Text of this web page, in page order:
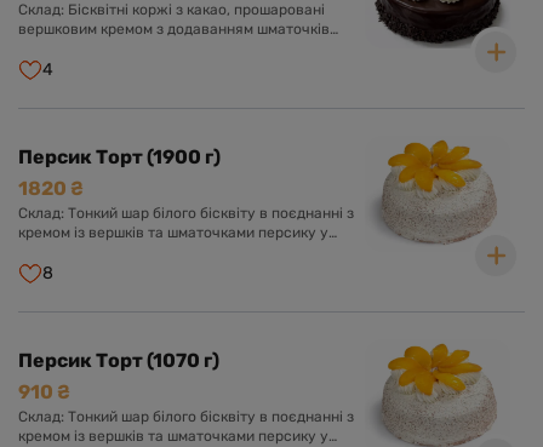
Склад: Бісквітні коржі з какао, прошаровані
вершковим кремом з додаванням шматочків
вершковим кремом та шматочками ананаса.
4
Персик Торт (1900 г)
1820 ₴
Склад: Тонкий шар білого бісквіту в поєднанні з
кремом із вершків та шматочками персику у
кремом із вершків та прикрашений шматочками
8
Персик Торт (1070 г)
910 ₴
Склад: Тонкий шар білого бісквіту в поєднанні з
кремом із вершків та шматочками персику у